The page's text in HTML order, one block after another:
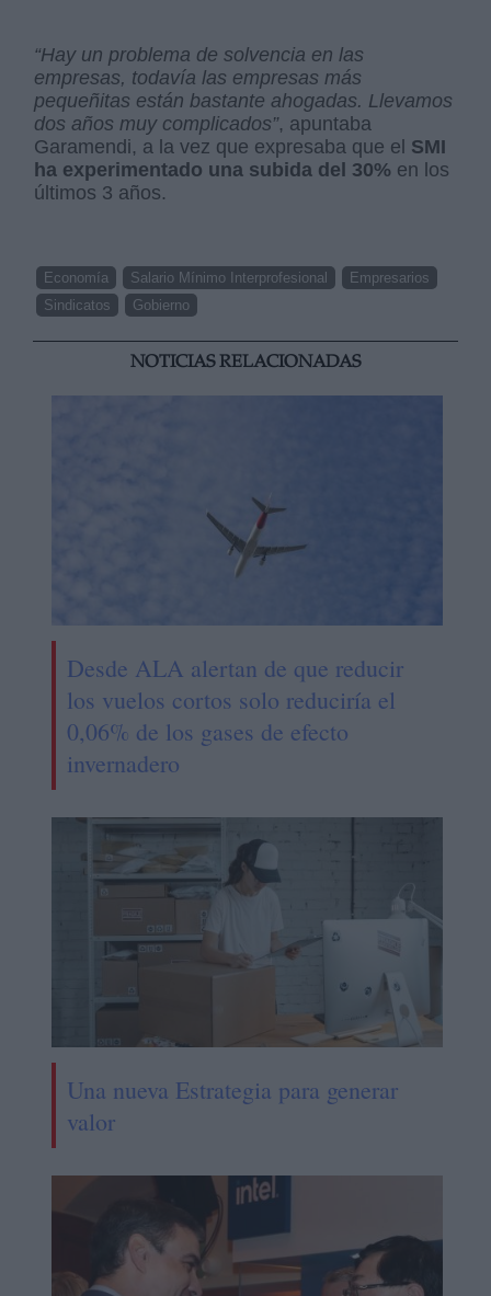
“Hay un problema de solvencia en las
empresas, todavía las empresas más
pequeñitas están bastante ahogadas. Llevamos
dos años muy complicados”, apuntaba
Garamendi, a la vez que expresaba que el SMI
ha experimentado una subida del 30% en los
últimos 3 años.
Economía Salario Mínimo Interprofesional
Empresarios
Sindicatos
Gobierno
NOTICIAS RELACIONADAS
Desde ALA alertan de que reducir
los vuelos cortos solo reduciría el
0,06% de los gases de efecto
invernadero
Una nueva Estrategia para generar
valor